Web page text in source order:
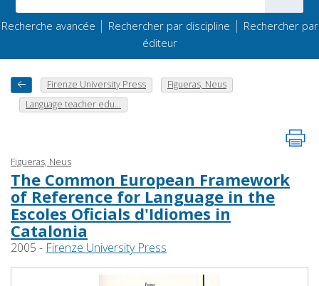
Recherche avancée | Rechercher par discipline | Rechercher par
éditeur
Firenze University Press
Figueras, Neus
Language teacher edu...
Figueras, Neus
The Common European Framework
of Reference for Language in the
Escoles Oficials d'Idiomes in
Catalonia
2005 - Firenze University Press